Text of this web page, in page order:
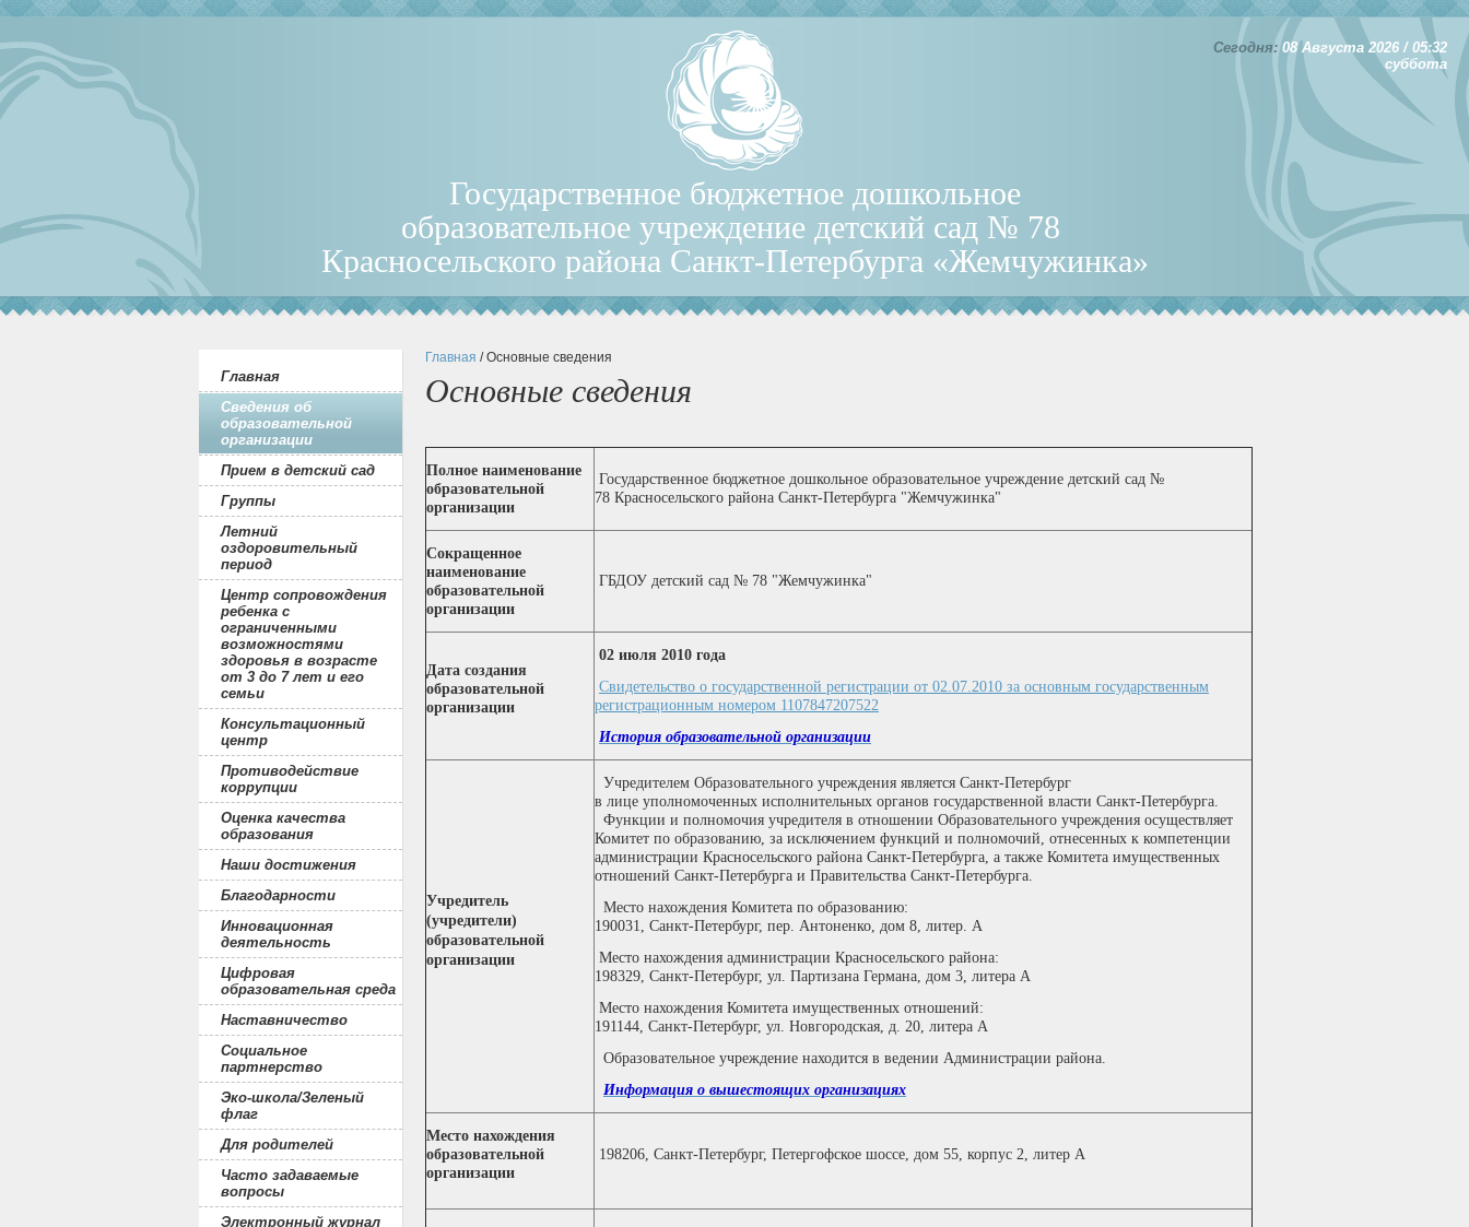
Главная
Сведения об
образовательной
организации
Прием в детский сад
Группы
Летний
оздоровительный
период
Центр сопровождения
ребенка с
ограниченными
возможностями
здоровья в возрасте
от 3 до 7 лет и его
семьи
Консультационный
центр
Противодействие
коррупции
Оценка качества
образования
Наши достижения
Благодарности
Инновационная
деятельность
Цифровая
образовательная среда
Наставничество
Социальное
партнерство
Эко-школа/Зеленый
флаг
Для родителей
Часто задаваемые
вопросы
Электронный журнал
Главная / Основные сведения
Основные сведения
Полное наименование
образовательной
организации
Государственное бюджетное дошкольное образовательное учреждение детский сад №
78 Красносельского района Санкт-Петербурга "Жемчужинка"
Сокращенное
наименование
образовательной
организации
ГБДОУ детский сад № 78 "Жемчужинка"
Дата создания
образовательной
организации
02 июля 2010 года
Свидетельство о государственной регистрации от 02.07.2010 за основным государственным
регистрационным номером 1107847207522
История образовательной организации
Учредитель
(учредители)
образовательной
организации
Учредителем Образовательного учреждения является Санкт-Петербург
в лице уполномоченных исполнительных органов государственной власти Санкт-Петербурга.
Функции и полномочия учредителя в отношении Образовательного учреждения осуществляет
Комитет по образованию, за исключением функций и полномочий, отнесенных к компетенции
администрации Красносельского района Санкт-Петербурга, а также Комитета имущественных
отношений Санкт-Петербурга и Правительства Санкт-Петербурга.
Место нахождения Комитета по образованию:
190031, Санкт-Петербург, пер. Антоненко, дом 8, литер. А
Место нахождения администрации Красносельского района:
198329, Санкт-Петербург, ул. Партизана Германа, дом 3, литера А
Место нахождения Комитета имущественных отношений:
191144, Санкт-Петербург, ул. Новгородская, д. 20, литера А
Образовательное учреждение находится в ведении Администрации района.
Информация о вышестоящих организациях
Место нахождения
образовательной
организации
198206, Санкт-Петербург, Петергофское шоссе, дом 55, корпус 2, литер А
Государственное бюджетное дошкольное
образовательное учреждение детский сад № 78
Красносельского района Санкт-Петербурга «Жемчужинка»
Сегодня:08 Августа 2026 / 05:32
суббота